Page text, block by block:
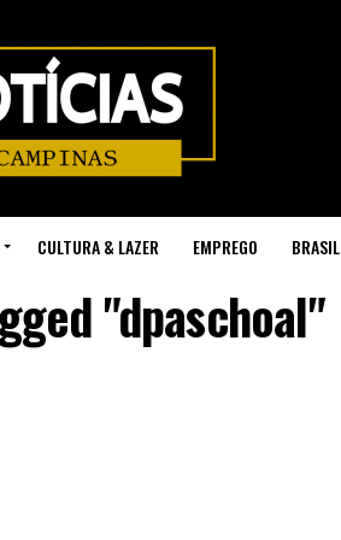
CULTURA & LAZER EMPREGO BRASIL
"dpaschoal"